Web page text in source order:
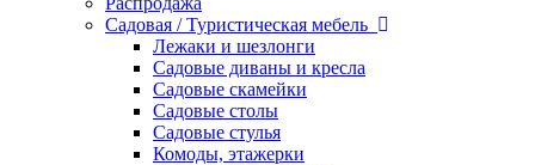
Садовая / Туристическая мебель
Лежаки и шезлонги
Садовые диваны и кресла
Садовые скамейки
Садовые столы
Садовые стулья
Комоды, этажерки